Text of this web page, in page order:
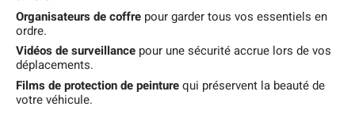
Organisateurs de coffre pour garder tous vos essentiels en
ordre.
Vidéos de surveillance pour une sécurité accrue lors de vos
déplacements.
Films de protection de peinturequi préservent la beauté de
votre véhicule.